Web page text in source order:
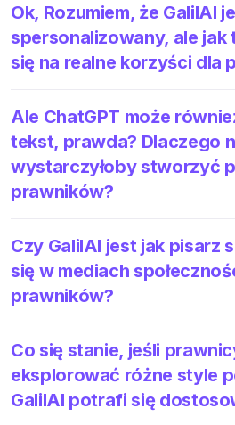
Ok, Rozumiem, że GalilAI
spersonalizowany, ale jak
się na realne korzyści dla
Ale ChatGPT może
tekst, prawda? Dlaczego
wystarczyłoby stworzyć
prawników?
Czy GalilAI jest jak pisarz
się w mediach
prawników?
Co się stanie, jeśli
eksplorować różne style
GalilAI potrafi się